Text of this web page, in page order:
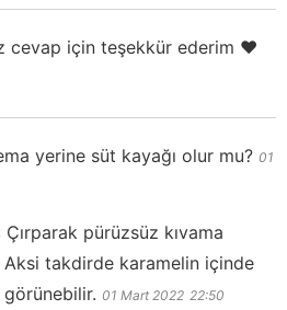
cevap için teşekkür ederim ❤
yerine süt kayağı olur mu? 01
Çırparak pürüzsüz kıvama
takdirde karamelin içinde
01 Mart 2022 22:50